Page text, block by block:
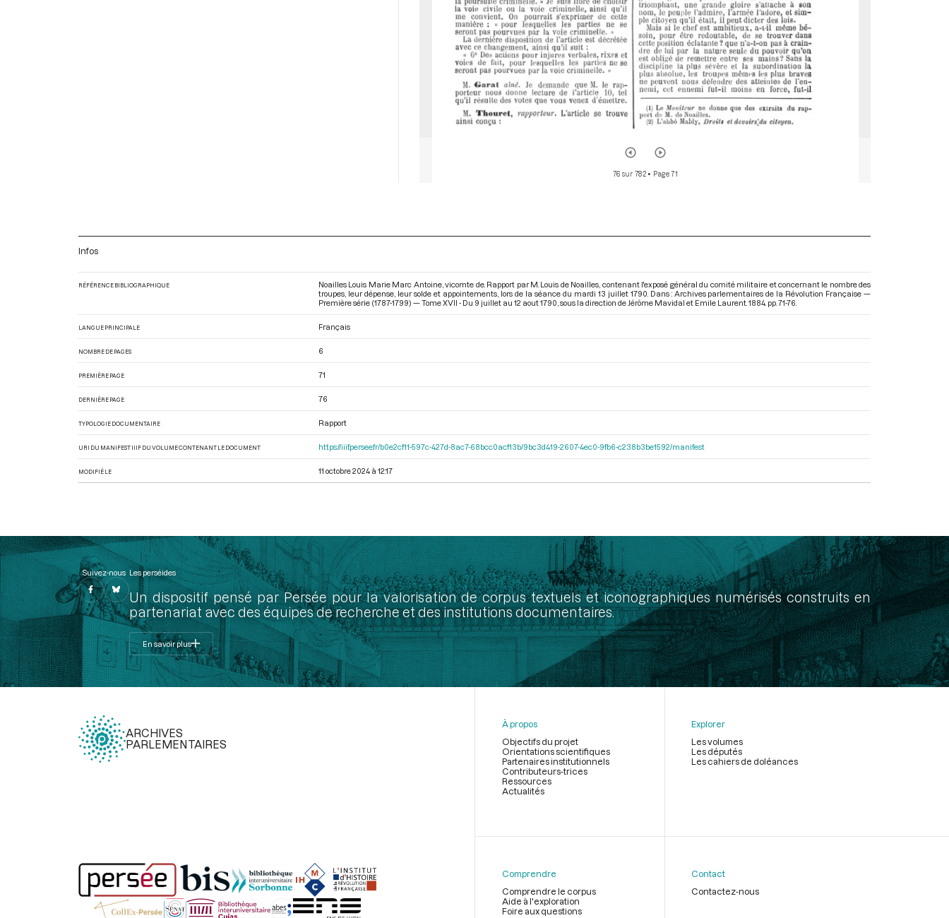
76 sur 782• Page 71
Infos
RÉFÉRENCE BIBLIOGRAPHIQUE
Noailles Louis Marie Marc Antoine, vicomte de. Rapport par M. Louis de Noailles, contenant l'exposé général du comité militaire et concernant le nombre des
troupes, leur dépense, leur solde et appointements, lors de la séance du mardi 13 juillet 1790. Dans : Archives parlementaires de la Révolution Française —
Première série (1787-1799) — Tome XVII - Du 9 juillet au 12 aout 1790 , sous la direction de Jérôme Mavidal et Emile Laurent. 1884. pp. 71-76.
LANGUE PRINCIPALE Français
NOMBRE DE PAGES 6
PREMIÈRE PAGE 71
DERNIÈRE PAGE 76
TYPOLOGIE DOCUMENTAIRE Rapport
URI DU MANIFEST IIIF DU VOLUME CONTENANT LE DOCUMENT https://iiif.persee.fr/b0e2cf11-597c-427d-8ac7-68bcc0acf13b/9bc3d419-2607-4ec0-9fb6-c238b3be1592/manifest
MODIFIÉ LE 11 octobre 2024 à 12:17
Suivez-nous Les perséides
Un dispositif pensé par Persée pour la valorisation de corpus textuels et iconographiques numérisés construits en
partenariat avec des équipes de recherche et des institutions documentaires.
En savoir plus
ARCHIVES
PARLEMENTAIRES
page
À propos
Objectifs du projet
Orientations scientifiques
Partenaires institutionnels
Contributeurs-trices
Ressources
Actualités
Explorer
Les volumes
Les députés
Les cahiers de doléances
Comprendre
Comprendre le corpus
Aide à l'exploration
Foire aux questions
Contact
Contactez-nous